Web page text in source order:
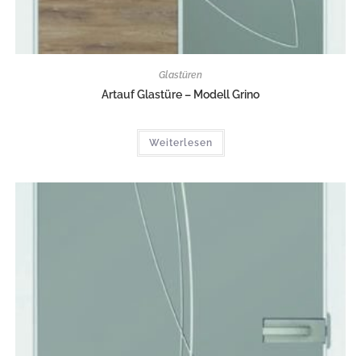
Glastüren
Artauf Glastüre – Modell Grino
Weiterlesen